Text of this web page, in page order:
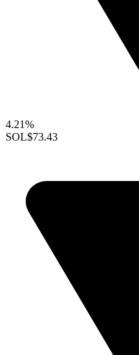
4.21%
SOL$73.43